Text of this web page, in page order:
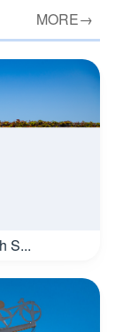
MORE
S...